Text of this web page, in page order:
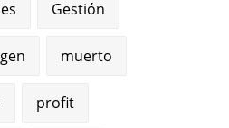
Gestión
muerto
profit